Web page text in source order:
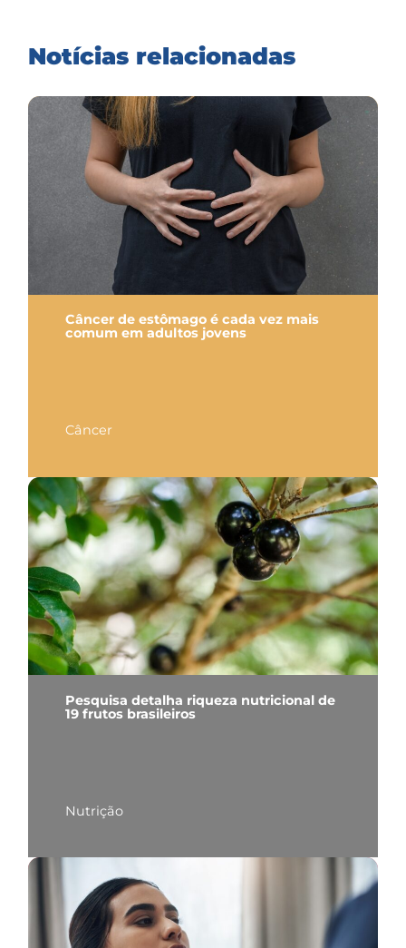
Notícias relacionadas
Câncer de estômago é cada vez mais
comum em adultos jovens
Câncer
Pesquisa detalha riqueza nutricional de
19 frutos brasileiros
Nutrição